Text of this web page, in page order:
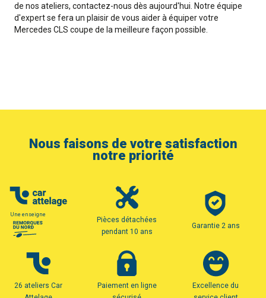
de nos ateliers, contactez-nous dès aujourd'hui. Notre équipe
d'expert se fera un plaisir de vous aider à équiper votre
Mercedes CLS coupe de la meilleure façon possible.
Nous faisons de votre satisfaction
notre priorité
Une enseigne
Pièces détachées
pendant 10 ans
Garantie 2 ans
26 ateliers Car
Paiement en ligne
Excellence du